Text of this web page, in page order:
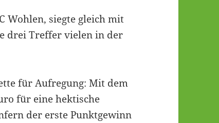
Wohlen, siegte gleich mit
drei Treffer vielen in der
für Aufregung: Mit dem
für eine hektische
der erste Punktgewinn